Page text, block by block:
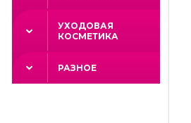
УХОДОВАЯ
КОСМЕТИКА
РАЗНОЕ